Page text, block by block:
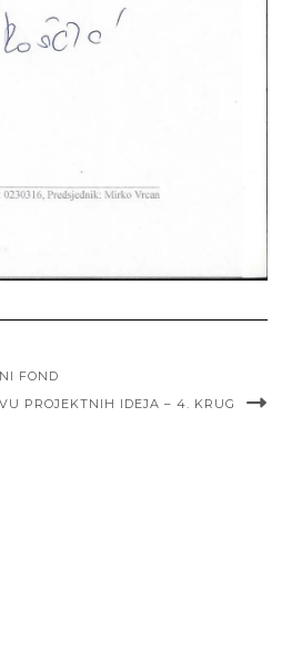
FOND
PROJEKTNIH IDEJA – 4. KRUG